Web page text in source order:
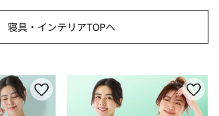
寝具・インテリアTOPへ